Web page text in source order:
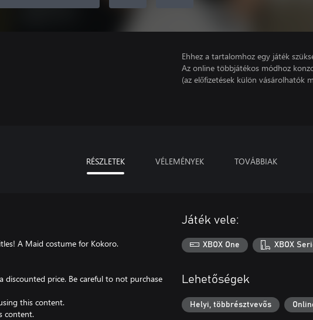
Ehhez a tartalomhoz egy játék
Az online többjátékos módhoz
(az előfizetések külön vásárolhatók
RÉSZLETEK VÉLEMÉNYEK TOVÁBBIAK
A Maid costume for Kokoro.
discounted price. Be careful to not purchase
this content.
content.
Játék vele:
XBOX One XBOX
Lehetőségek
Helyi, többrésztvevős